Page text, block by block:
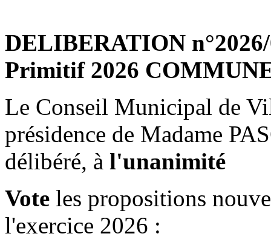
DELIBERATION
Primitif 2026
Le Conseil Municipal de
présidence de Madame
délibéré, à l'unanimité
Vote les propositions
l'exercice 2026 :